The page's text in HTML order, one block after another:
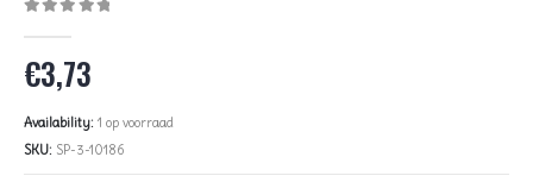
€3,73
Availability: 1 op voorraad
SKU: SP-3-10186